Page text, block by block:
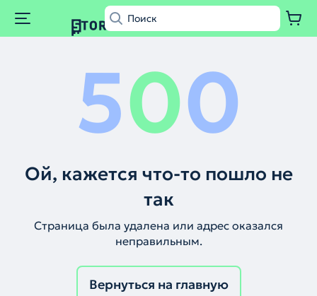
500
Ой, кажется что-то пошло не
так
Страница была удалена или адрес оказался
неправильным.
Вернуться на главную